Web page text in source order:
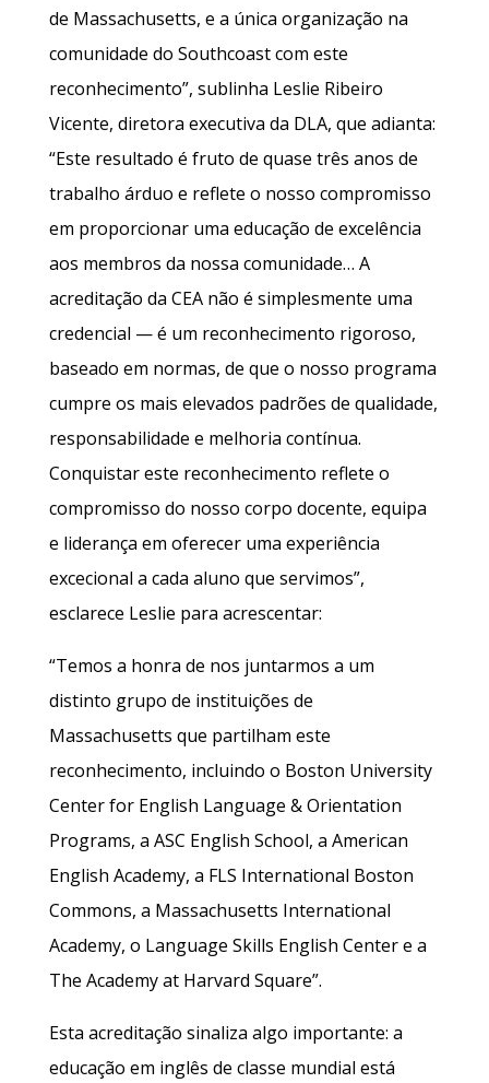
de Massachusetts, e a única organização na
comunidade do Southcoast com este
reconhecimento”, sublinha Leslie Ribeiro
Vicente, diretora executiva da DLA, que adianta:
“Este resultado é fruto de quase três anos de
trabalho árduo e reflete o nosso compromisso
em proporcionar uma educação de excelência
aos membros da nossa comunidade… A
acreditação da CEA não é simplesmente uma
credencial — é um reconhecimento rigoroso,
baseado em normas, de que o nosso programa
cumpre os mais elevados padrões de qualidade,
responsabilidade e melhoria contínua.
Conquistar este reconhecimento reflete o
compromisso do nosso corpo docente, equipa
e liderança em oferecer uma experiência
excecional a cada aluno que servimos”,
esclarece Leslie para acrescentar:
“Temos a honra de nos juntarmos a um
distinto grupo de instituições de
Massachusetts que partilham este
reconhecimento, incluindo o Boston University
Center for English Language & Orientation
Programs, a ASC English School, a American
English Academy, a FLS International Boston
Commons, a Massachusetts International
Academy, o Language Skills English Center e a
The Academy at Harvard Square”.
Esta acreditação sinaliza algo importante: a
educação em inglês de classe mundial está